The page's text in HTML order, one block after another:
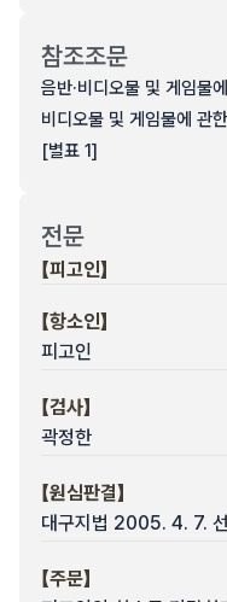
참조조문
음반·비디오물 및 게임물
비디오물 및 게임물에 관
[별표 1]
전문
【피고인】
【항소인】
피고인
【검사】
곽정한
【원심판결】
대구지법 2005. 4. 7.
【주문】